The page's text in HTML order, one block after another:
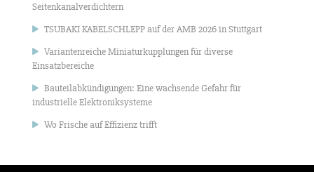
Seitenkanalverdichtern
TSUBAKI KABELSCHLEPP auf der AMB 2026 in Stuttgart
Variantenreiche Miniaturkupplungen für diverse
Einsatzbereiche
Bauteilabkündigungen: Eine wachsende Gefahr für
industrielle Elektroniksysteme
Wo Frische auf Effizienz trifft